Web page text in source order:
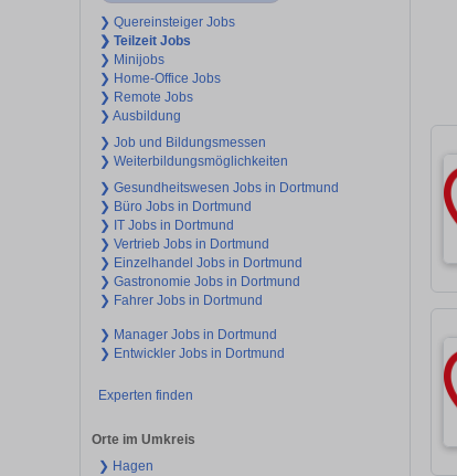
❯ Quereinsteiger Jobs
❯ Teilzeit Jobs
❯ Minijobs
❯ Home-Office Jobs
❯ Remote Jobs
❯ Ausbildung
❯ Job und Bildungsmessen
❯ Weiterbildungsmöglichkeiten
❯ Gesundheitswesen Jobs in Dortmund
❯ Büro Jobs in Dortmund
❯ IT Jobs in Dortmund
❯ Vertrieb Jobs in Dortmund
❯ Einzelhandel Jobs in Dortmund
❯ Gastronomie Jobs in Dortmund
❯ Fahrer Jobs in Dortmund
❯ Manager Jobs in Dortmund
❯ Entwickler Jobs in Dortmund
Experten finden
Orte im Umkreis
❯ Hagen